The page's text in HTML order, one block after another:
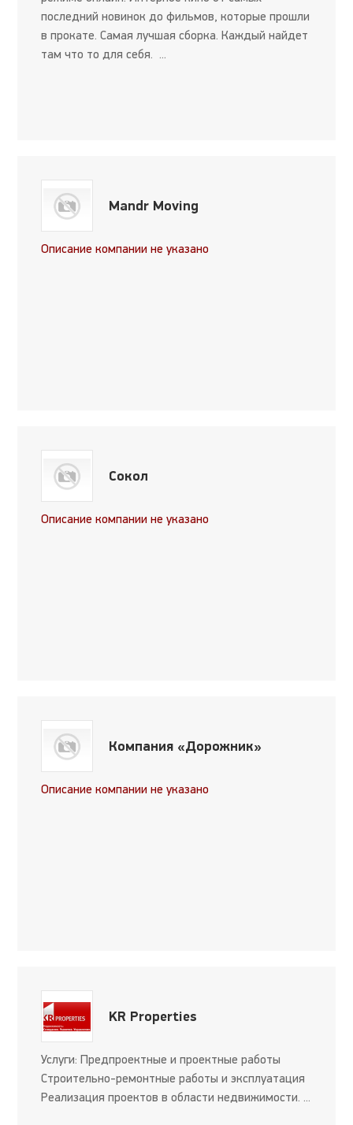
последний новинок до фильмов, которые прошли
в прокате. Самая лучшая сборка. Каждый найдет
там что то для себя. ...
Mandr Moving
Описание компании не указано
Сокол
Описание компании не указано
Компания «Дорожник»
Описание компании не указано
KR Properties
Услуги: Предпроектные и проектные работы
Строительно-ремонтные работы и эксплуатация
Реализация проектов в области недвижимости. ...